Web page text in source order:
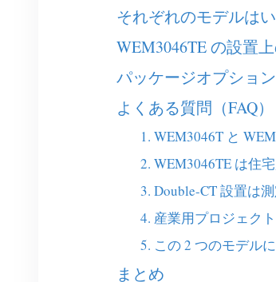
それぞれのモデルは
WEM3046TE の設置
パッケージオプション
よくある質問（FAQ）
1. WEM3046T と
2. WEM3046TE は住
3. Double-CT 設置は
4. 産業用プロジェク
5. この 2 つのモデル
まとめ